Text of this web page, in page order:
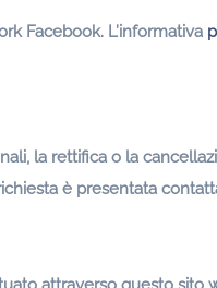
Facebook. L’informativa
la rettifica o la
è presentata